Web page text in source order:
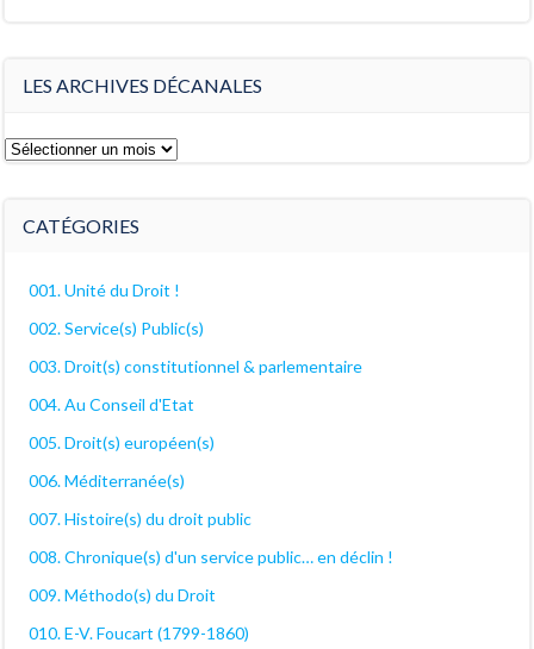
LES ARCHIVES DÉCANALES
Les
CATÉGORIES
001. Unité du Droit !
002. Service(s) Public(s)
003. Droit(s) constitutionnel & parlementaire
004. Au Conseil d'Etat
005. Droit(s) européen(s)
006. Méditerranée(s)
007. Histoire(s) du droit public
008. Chronique(s) d'un service public… en déclin !
009. Méthodo(s) du Droit
010. E-V. Foucart (1799-1860)